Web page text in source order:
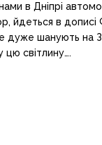
в Дніпрі
йдеться в дописі
дуже шанують на
цю світлину….